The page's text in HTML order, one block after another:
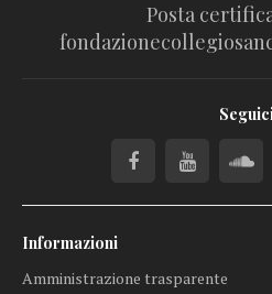
Posta
Informazioni
Amministrazione trasparente